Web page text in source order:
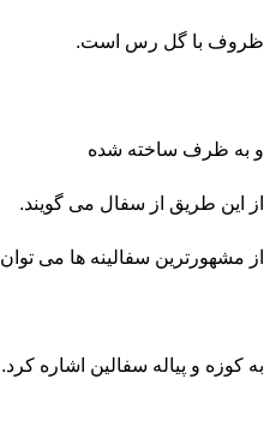
ظروف با گل رس است.
و به ظرف ساخته شده
از این طریق از سفال می گویند.
از مشهورترین سفالینه ها می توان
به کوزه و پیاله سفالین اشاره کرد.